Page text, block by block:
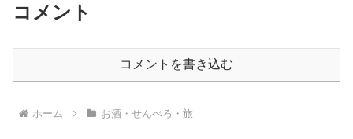
コメント
コメントを書き込む
ホーム お酒・せんべろ・旅